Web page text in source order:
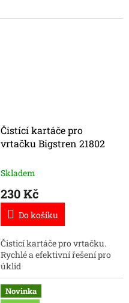
Čistící kartáče pro
vrtačku Bigstren 21802
Skladem
230 Kč
Do košíku
Čisticí kartáče pro vrtačku.
Rychlé a efektivní řešení pro
úklid
Novinka